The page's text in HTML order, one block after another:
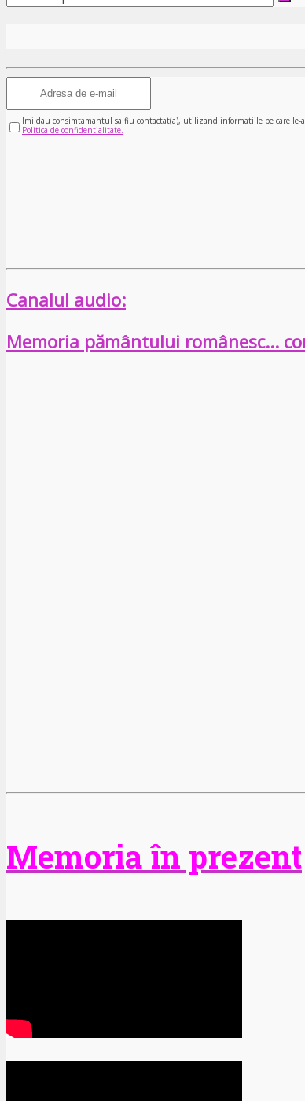
Imi dau consimtamantul sa fiu contactat(a), utilizand informatiile pe care
Politica de confidentialitate.
Canalul audio:
Memoria pământului românesc…
Memoria în prezent